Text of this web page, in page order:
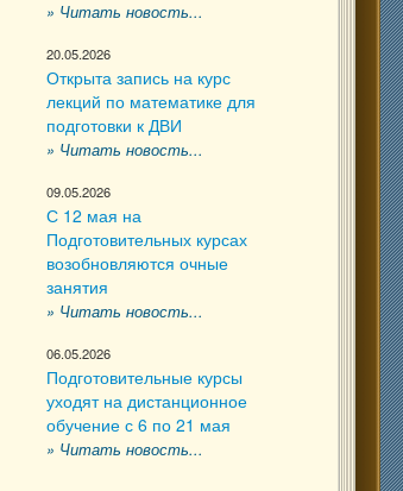
» Читать новость...
20.05.2026
Открыта запись на курс
лекций по математике для
подготовки к ДВИ
» Читать новость...
09.05.2026
С 12 мая на
Подготовительных курсах
возобновляются очные
занятия
» Читать новость...
06.05.2026
Подготовительные курсы
уходят на дистанционное
обучение с 6 по 21 мая
» Читать новость...